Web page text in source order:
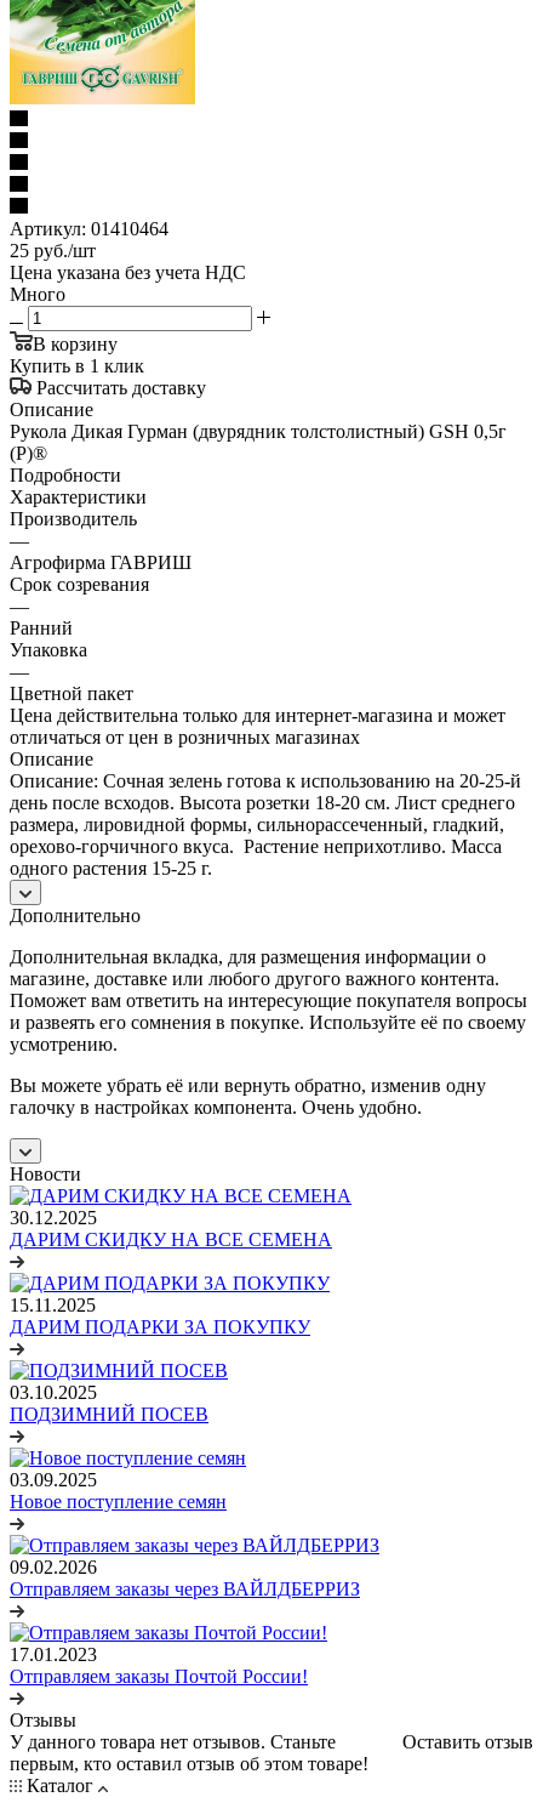
Артикул: 01410464
25 руб./шт
Цена указана без учета НДС
Много
В корзину
Купить в 1 клик
Рассчитать доставку
Описание
Рукола Дикая Гурман (двурядник толстолистный) GSH 0,5г
(Р)®
Подробности
Характеристики
Производитель
—
Агрофирма ГАВРИШ
Срок созревания
—
Ранний
Упаковка
—
Цветной пакет
Цена действительна только для интернет-магазина и может
отличаться от цен в розничных магазинах
Описание
Описание: Сочная зелень готова к использованию на 20-25-й
день после всходов. Высота розетки 18-20 см. Лист среднего
размера, лировидной формы, сильнорассеченный, гладкий,
орехово-горчичного вкуса. Растение неприхотливо. Масса
одного растения 15-25 г.
Дополнительно
Дополнительная вкладка, для размещения информации о
магазине, доставке или любого другого важного контента.
Поможет вам ответить на интересующие покупателя вопросы
и развеять его сомнения в покупке. Используйте её по своему
усмотрению.
Вы можете убрать её или вернуть обратно, изменив одну
галочку в настройках компонента. Очень удобно.
Новости
30.12.2025
ДАРИМ СКИДКУ НА ВСЕ СЕМЕНА
15.11.2025
ДАРИМ ПОДАРКИ ЗА ПОКУПКУ
03.10.2025
ПОДЗИМНИЙ ПОСЕВ
03.09.2025
Новое поступление семян
09.02.2026
Отправляем заказы через ВАЙЛДБЕРРИЗ
17.01.2023
Отправляем заказы Почтой России!
Отзывы
Оставить отзыв
У данного товара нет отзывов. Станьте
первым, кто оставил отзыв об этом товаре!
Каталог